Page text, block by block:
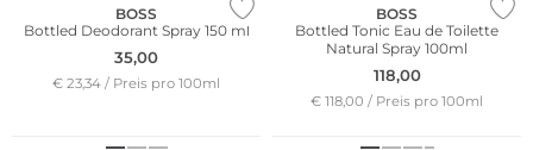
BOSS
Bottled Deodorant Spray 150 ml
35,00
€ 23,34 / Preis pro 100ml
BOSS
Bottled Tonic Eau de Toilette
Natural Spray 100ml
118,00
€ 118,00 / Preis pro 100ml